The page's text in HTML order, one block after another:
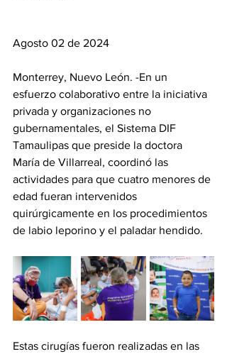
Agosto 02 de 2024
Monterrey, Nuevo León. -En un
esfuerzo colaborativo entre la iniciativa
privada y organizaciones no
gubernamentales, el Sistema DIF
Tamaulipas que preside la doctora
María de Villarreal, coordinó las
actividades para que cuatro menores de
edad fueran intervenidos
quirúrgicamente en los procedimientos
de labio leporino y el paladar hendido.
Estas cirugías fueron realizadas en las